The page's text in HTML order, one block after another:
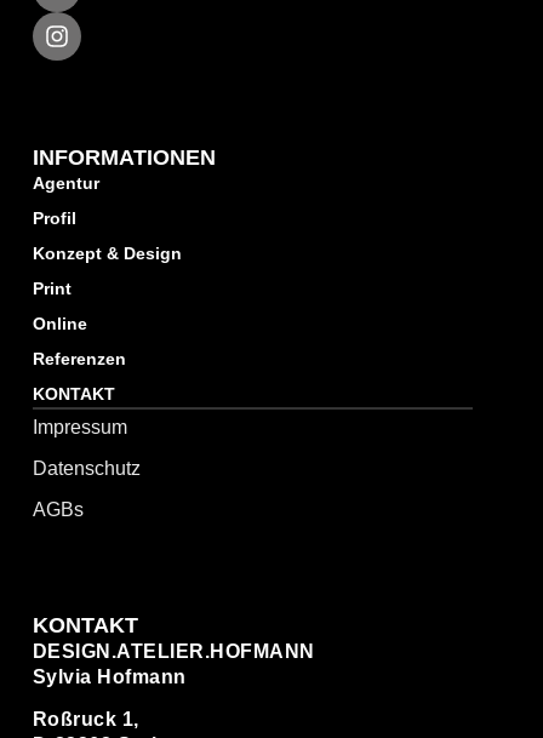
INFORMATIONEN
Agentur
Profil
Konzept & Design
Print
Online
Referenzen
KONTAKT
Impressum
Datenschutz
AGBs
KONTAKT
DESIGN.ATELIER.HOFMANN
Sylvia Hofmann
Roßruck 1,